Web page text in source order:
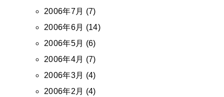
2006年7月 (7)
2006年6月 (14)
2006年5月 (6)
2006年4月 (7)
2006年3月 (4)
2006年2月 (4)